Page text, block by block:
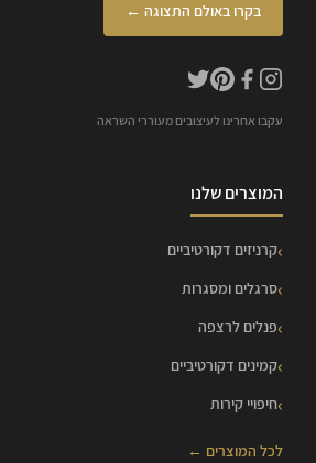
בקרו באולם התצוגה ←
עקבו אחרינו לעיצובים מעוררי השראה
המוצרים שלנו
קרניזים דקורטיביים
סרגלים ומסגרות
פנלים לרצפה
קמינים דקורטיביים
חיפויי קירות
לכל המוצרים ←